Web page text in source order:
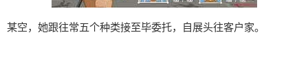
某空，她跟往常五个种类接至毕委托，自展头往客户家。